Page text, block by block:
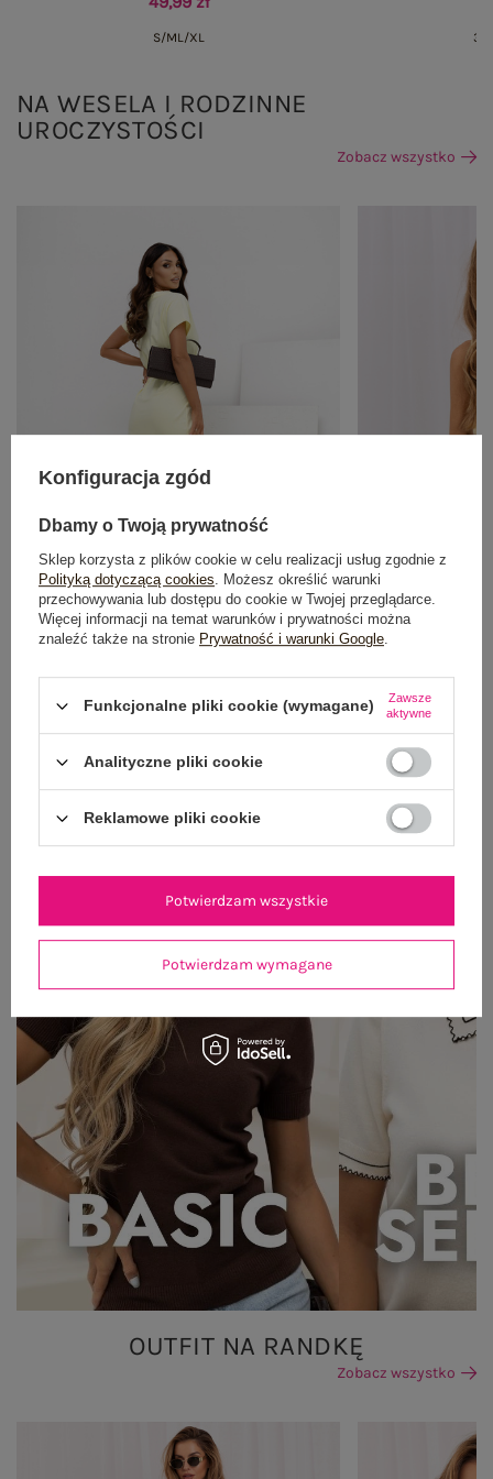
S/ML/XL 36
NA WESELA I RODZINNE
UROCZYSTOŚCI
Zobacz wszystko
OUTFIT NA RANDKĘ
Zobacz wszystko
Konfiguracja zgód
Dbamy o Twoją prywatność
Sklep korzysta z plików cookie w celu realizacji usług zgodnie z
Polityką dotyczącą cookies. Możesz określić warunki
przechowywania lub dostępu do cookie w Twojej przeglądarce.
Więcej informacji na temat warunków i prywatności można
znaleźć także na stronie Prywatność i warunki Google.
Funkcjonalne pliki cookie (wymagane)
Zawsze
aktywne
Analityczne pliki cookie
Reklamowe pliki cookie
Potwierdzam wymagane
Potwierdzam wszystkie